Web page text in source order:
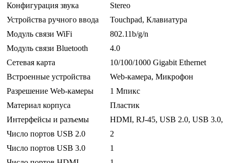
Конфигурация звука
Stereo
Устройства ручного ввода
Touchpad, Клавиатура
Модуль связи WiFi
802.11b/g/n
Модуль связи Bluetooth
4.0
Сетевая карта
10/100/1000 Gigabit Ethernet
Встроенные устройства
Web-камера, Микрофон
Разрешение Web-камеры
1 Мпикс
Материал корпуса
Пластик
Интерфейсы и разъемы
HDMI, RJ-45, USB 2.0, USB
Число портов USB 2.0
2
Число портов USB 3.0
1